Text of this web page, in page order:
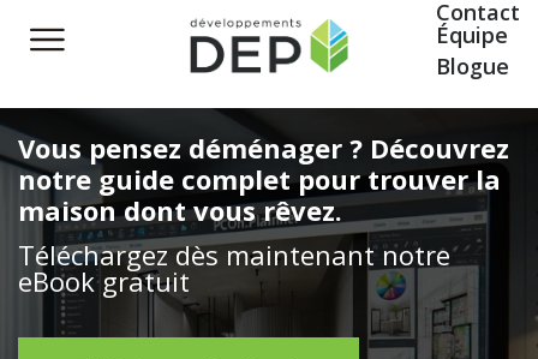
Blogue
Équipe
Contact
Vous pensez déménager ? Découvrez
notre guide complet pour trouver la
maison dont vous rêvez.
Téléchargez dès maintenant notre
eBook gratuit